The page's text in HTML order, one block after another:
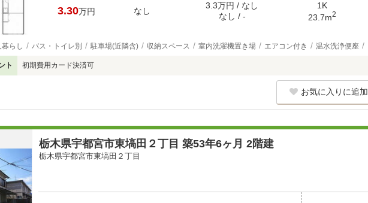
3.30万円 なし
3.3万円 / なし
なし / -
1K
23.7m2
らし バス・トイレ別 駐車場(近隣含) 収納スペース 室内洗濯機置き場 エアコン付き 温水洗浄便座
ト 初期費用カード決済可
お気に入りに追加
栃木県宇都宮市東塙田２丁目 築53年6ヶ月 2階建
栃木県宇都宮市東塙田２丁目